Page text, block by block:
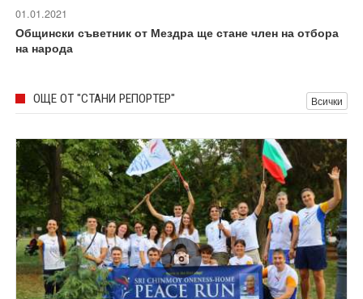
01.01.2021
Общински съветник от Мездра ще стане член на отбора
на народа
ОЩЕ ОТ "СТАНИ РЕПОРТЕР" Всички